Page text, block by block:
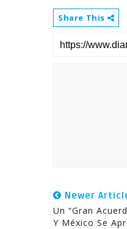
Share This
Newer
Un “gran
Y México Se